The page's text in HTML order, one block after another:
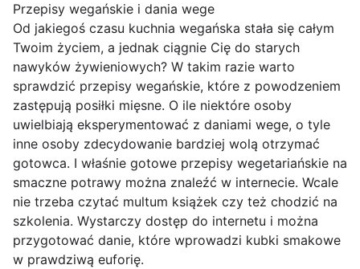
Przepisy wegańskie i dania wege
Od jakiegoś czasu kuchnia wegańska stała się całym
Twoim życiem, a jednak ciągnie Cię do starych
nawyków żywieniowych? W takim razie warto
sprawdzić przepisy wegańskie, które z powodzeniem
zastępują posiłki mięsne. O ile niektóre osoby
uwielbiają eksperymentować z daniami wege, o tyle
inne osoby zdecydowanie bardziej wolą otrzymać
gotowca. I właśnie gotowe przepisy wegetariańskie na
smaczne potrawy można znaleźć w internecie. Wcale
nie trzeba czytać multum książek czy też chodzić na
szkolenia. Wystarczy dostęp do internetu i można
przygotować danie, które wprowadzi kubki smakowe
w prawdziwą euforię.